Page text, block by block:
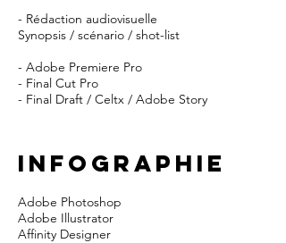
- Rédaction audiovisuelle
Synopsis / scénario / shot-list
- Adobe Premiere Pro
- Final Cut Pro
- Final Draft / Celtx / Adobe Story
INFOGRAPHIE
Adobe Photoshop
Adobe Illustrator
Affinity Designer